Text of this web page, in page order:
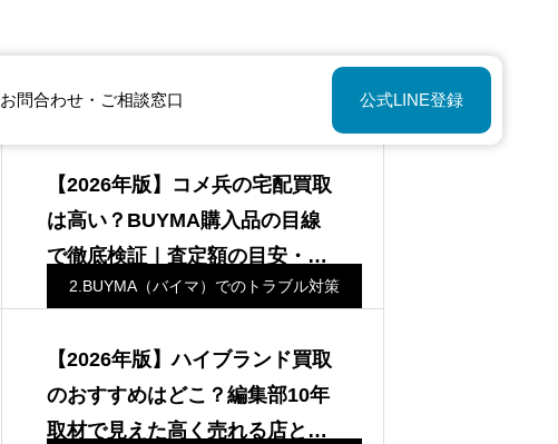
お問合わせ・ご相談窓口 公式LINE登録
2.BUYMA（バイマ）でのトラブル対策
【2026年版】コメ兵の宅配買取
は高い？BUYMA購入品の目線
で徹底検証｜査定額の目安・口
コミ・高く売るコツ
2.BUYMA（バイマ）でのトラブル対策
【2026年版】ハイブランド買取
のおすすめはどこ？編集部10年
取材で見えた高く売れる店と査